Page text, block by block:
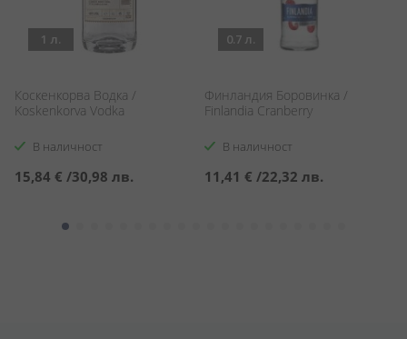
1 л.
Коскенкорва Водка /
Koskenkorva Vodka
В наличност
15,84 € /30,98 лв.
0.7 л.
Финландия Боровинка /
Finlandia Cranberry
В наличност
11,41 € /22,32 лв.